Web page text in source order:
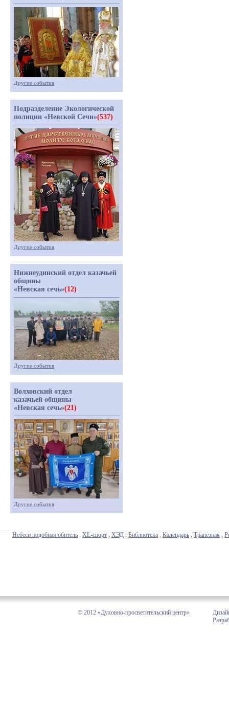
Другие события
Подразделение Экологической
полиции «Невской Сечи»(537)
Другие события
Нижнеудинский отдел казачьей
общины
«Невская сечь»(12)
Другие события
Волховский отдел
казачьей общины
«Невская сечь»(21)
Другие события
Небеси подобная обитель , XL-спорт , ХЭД , Библиотека , Календарь , Трапезная ,
© 2012 «Духовно-просветительский центр»